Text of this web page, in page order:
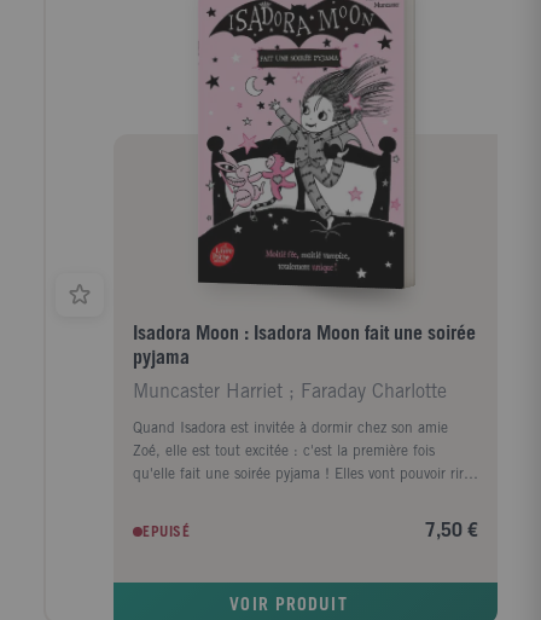
avec un sac à provisions. Vous créer un costume
d'abeille pour faire fuir un essaim. Distraire un ours
polaire avec un tour de carte... Et, qui sait, peut-être
obtiendrez-vous, grâce à lui, votre diplôme de
dangerologiste de niveau 1 ...
Isadora Moon : Isadora Moon fait une soirée
pyjama
Muncaster Harriet ; Faraday Charlotte
Quand Isadora est invitée à dormir chez son amie
Zoé, elle est tout excitée : c'est la première fois
qu'elle fait une soirée pyjama ! Elles vont pouvoir rire
nuit. Isadora et Zoé vont profiter de la soirée pour
ingrédients magiques dans leur préparation ...
EPUISÉ 7,50 €
VOIR PRODUIT